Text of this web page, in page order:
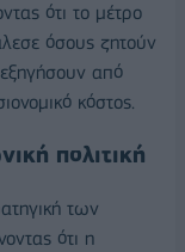
ότι το μέτρο
όσους ζητούν
από
κόστος.
πολιτική
των
ότι η